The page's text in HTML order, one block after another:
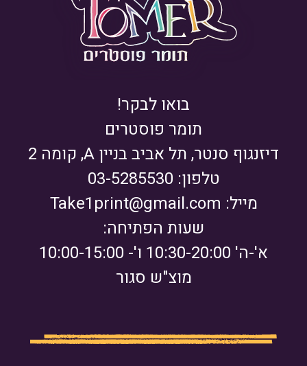
בואו לבקר!
תומר פוסטרים
דיזנגוף סנטר, תל אביב בניין A, קומה 2
טלפון: 03-5285530
מייל: Take1print@gmail.com
שעות הפתיחה:
א'-ה' 10:30-20:00 ו'- 10:00-15:00
מוצ"ש סגור